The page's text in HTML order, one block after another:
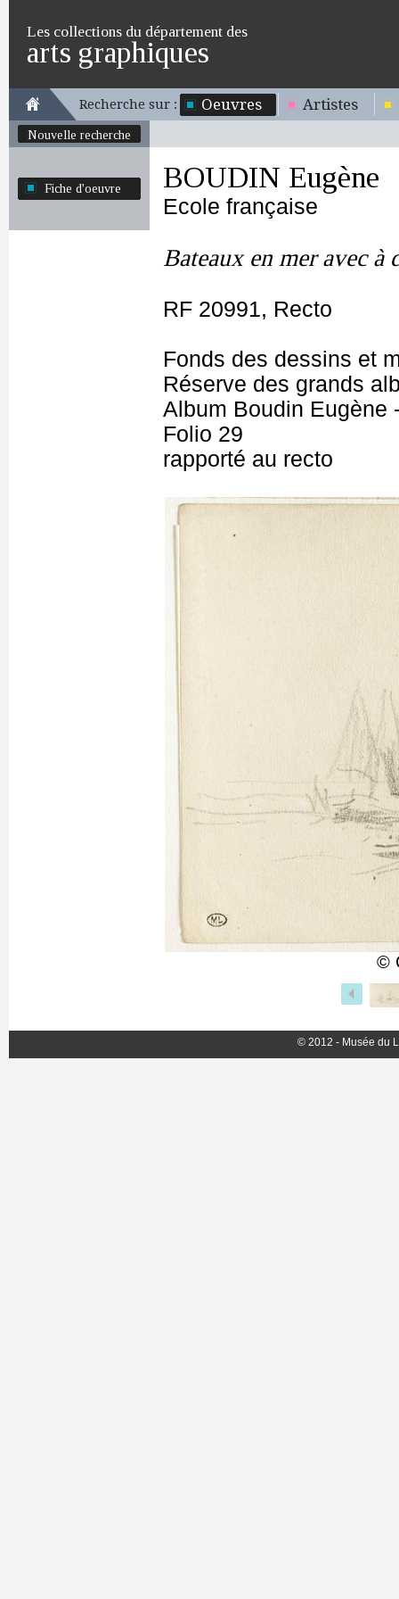
Les collections du département des
arts graphiques
Recherche sur : Oeuvres Artistes
Nouvelle recherche
Fiche d'oeuvre BOUDIN Eugène
Ecole française
Bateaux en mer avec à
RF 20991, Recto
Fonds des dessins et
Réserve des grands
Album Boudin Eugène
Folio 29
rapporté au recto
©
© 2012 - Musée du